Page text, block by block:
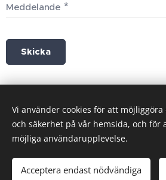
Meddelande
Skicka
Cookies
Språk
Svenska
American
Vi använder cookies för att
och säkerhet på vår hemsida, och för
möjliga användarupplevelse.
Acceptera endast nödvändiga